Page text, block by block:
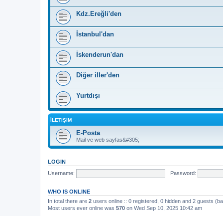
Kdz.Ereğli'den
İstanbul'dan
İskenderun'dan
Diğer iller'den
Yurtdışı
İLETIŞIM
E-Posta
Mail ve web sayfas&#305;
LOGIN
Username:
Password:
WHO IS ONLINE
In total there are 2 users online :: 0 registered, 0 hidden and 2 guests
Most users ever online was 570 on Wed Sep 10, 2025 10:42 am